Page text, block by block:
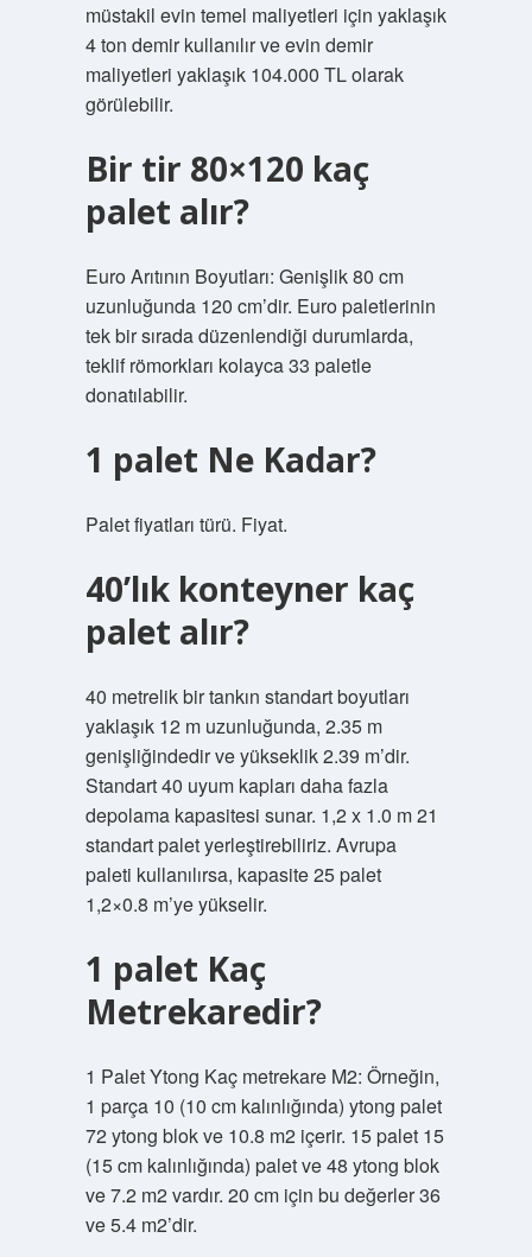
müstakil evin temel maliyetleri için yaklaşık
4 ton demir kullanılır ve evin demir
maliyetleri yaklaşık 104.000 TL olarak
görülebilir.
Bir tir 80×120 kaç
palet alır?
Euro Arıtının Boyutları: Genişlik 80 cm
uzunluğunda 120 cm’dir. Euro paletlerinin
tek bir sırada düzenlendiği durumlarda,
teklif römorkları kolayca 33 paletle
donatılabilir.
1 palet Ne Kadar?
Palet fiyatları türü. Fiyat.
40’lık konteyner kaç
palet alır?
40 metrelik bir tankın standart boyutları
yaklaşık 12 m uzunluğunda, 2.35 m
genişliğindedir ve yükseklik 2.39 m’dir.
Standart 40 uyum kapları daha fazla
depolama kapasitesi sunar. 1,2 x 1.0 m 21
standart palet yerleştirebiliriz. Avrupa
paleti kullanılırsa, kapasite 25 palet
1,2×0.8 m’ye yükselir.
1 palet Kaç
Metrekaredir?
1 Palet Ytong Kaç metrekare M2: Örneğin,
1 parça 10 (10 cm kalınlığında) ytong palet
72 ytong blok ve 10.8 m2 içerir. 15 palet 15
(15 cm kalınlığında) palet ve 48 ytong blok
ve 7.2 m2 vardır. 20 cm için bu değerler 36
ve 5.4 m2’dir.